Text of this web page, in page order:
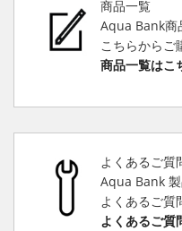
商品一覧
Aqua Bank商
こちらからご
商品一覧はこ
よくあるご質
Aqua Bank
よくあるご質
よくあるご質